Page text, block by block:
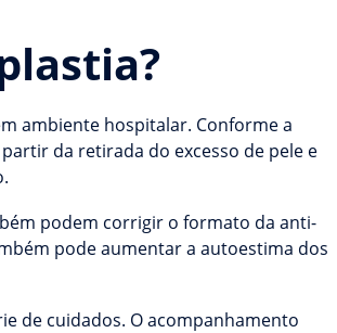
ambiente hospitalar. Conforme a
da retirada do excesso de pele e
podem corrigir o formato da anti-
pode aumentar a autoestima dos
de cuidados. O acompanhamento